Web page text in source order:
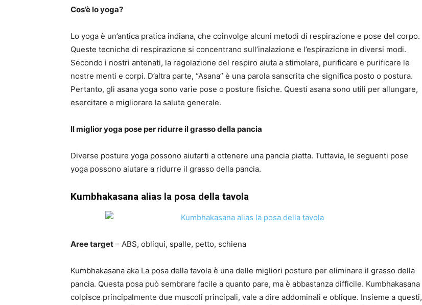
Cos’è lo yoga?
Lo yoga è un’antica pratica indiana, che coinvolge alcuni metodi di respirazione e pose del corpo.
Queste tecniche di respirazione si concentrano sull’inalazione e l’espirazione in diversi modi.
Secondo i nostri antenati, la regolazione del respiro aiuta a stimolare, purificare e purificare le
nostre menti e corpi. D’altra parte, “Asana” è una parola sanscrita che significa posto o postura.
Pertanto, gli asana yoga sono varie pose o posture fisiche. Questi asana sono utili per allungare,
esercitare e migliorare la salute generale.
Il miglior yoga pose per ridurre il grasso della pancia
Diverse posture yoga possono aiutarti a ottenere una pancia piatta. Tuttavia, le seguenti pose
yoga possono aiutare a ridurre il grasso della pancia.
Kumbhakasana alias la posa della tavola
Aree target – ABS, obliqui, spalle, petto, schiena
Kumbhakasana aka La posa della tavola è una delle migliori posture per eliminare il grasso della
pancia. Questa posa può sembrare facile a quanto pare, ma è abbastanza difficile. Kumbhakasana
colpisce principalmente due muscoli principali, vale a dire addominali e oblique. Insieme a questi,